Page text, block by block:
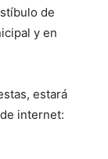
de
y en
estará
internet: